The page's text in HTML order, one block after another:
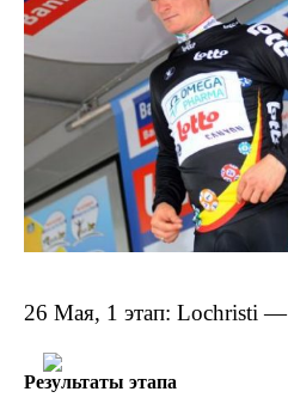
26 Мая, 1 этап: Lochristi
Результаты этапа